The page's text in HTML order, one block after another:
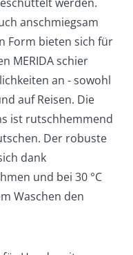
anschmiegsam
Form bieten sich für
MERIDA schier
an - sowohl
auf Reisen. Die
ist rutschhemmend
Der robuste
dank
und bei 30 °C
Waschen den